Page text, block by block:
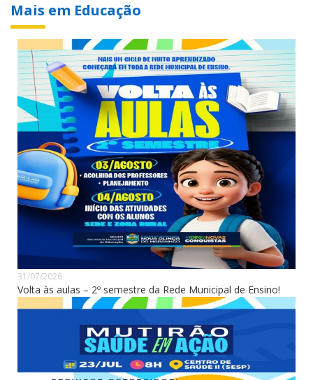
Mais em Educação
31/07/2026
Volta às aulas – 2º semestre da Rede Municipal de Ensino!